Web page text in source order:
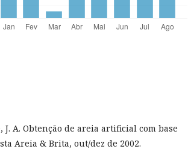
J. A. Obtenção de areia artificial com base
Areia & Brita, out/dez de 2002.